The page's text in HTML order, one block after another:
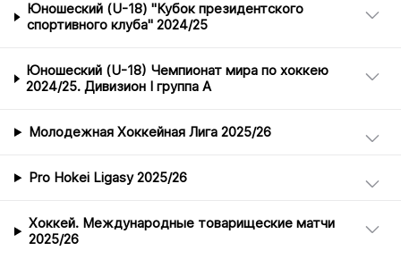
Юношеский (U-18) "Кубок президентского
спортивного клуба" 2024/25
Юношеский (U-18) Чемпионат мира по хоккею
2024/25. Дивизион I группа А
Молодежная Хоккейная Лига 2025/26
Pro Hokei Ligasy 2025/26
Хоккей. Международные товарищеские матчи
2025/26